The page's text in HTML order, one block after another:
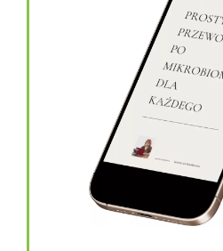
topinambur w